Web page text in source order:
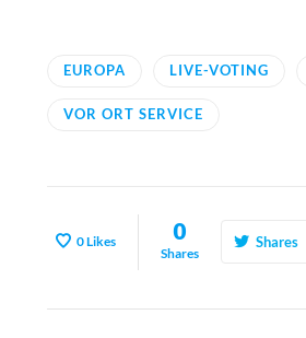
EUROPA LIVE-VOTING
VOR ORT SERVICE
0Likes 0
Shares
Shares